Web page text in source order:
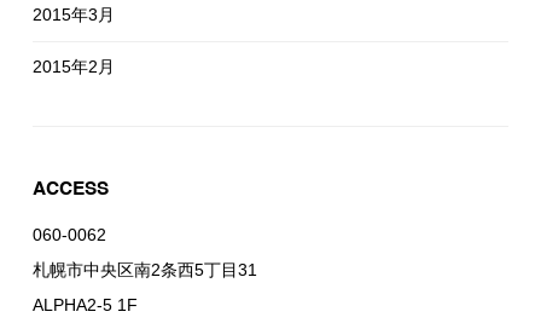
2015年3月
2015年2月
ACCESS
060-0062
札幌市中央区南2条西5丁目31
ALPHA2-5 1F